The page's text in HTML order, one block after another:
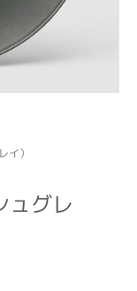
イ）
ュグレ